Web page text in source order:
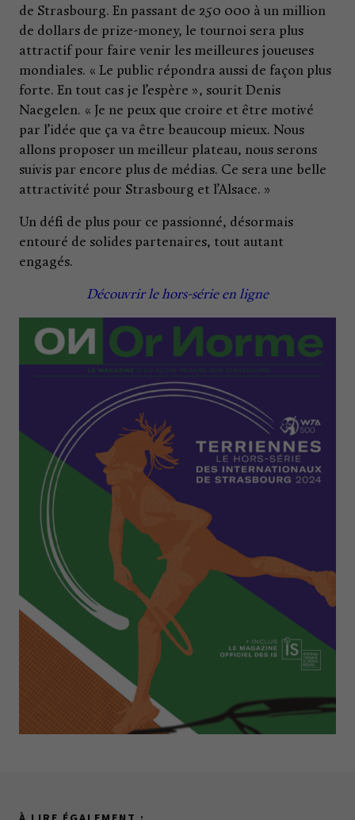
de Strasbourg. En passant de 250 000 à un million
de dollars de prize-money, le tournoi sera plus
attractif pour faire venir les meilleures joueuses
mondiales. « Le public répondra aussi de façon plus
forte. En tout cas je l’espère », sourit Denis
Naegelen. « Je ne peux que croire et être motivé
par l’idée que ça va être beaucoup mieux. Nous
allons proposer un meilleur plateau, nous serons
suivis par encore plus de médias. Ce sera une belle
attractivité pour Strasbourg et l’Alsace. »
Un défi de plus pour ce passionné, désormais
entouré de solides partenaires, tout autant
engagés.
Découvrir le hors-série en ligne